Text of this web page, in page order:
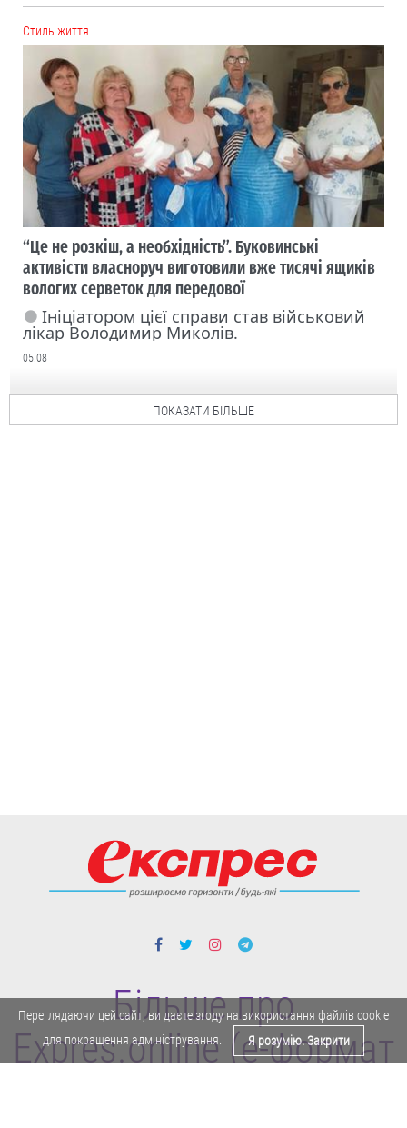
Cтиль життя
“Це не розкіш, а необхідність”. Буковинські
активісти власноруч виготовили вже тисячі ящиків
вологих серветок для передової
Ініціатором цієї справи став військовий
лікар Володимир Миколів.
05.08
ПОКАЗАТИ БІЛЬШЕ
Більше про
Expres.online (e-формат
Переглядаючи цей сайт, ви даєте згоду на використання файлів cookie
для покращення адміністрування.
Я розумію. Закрити